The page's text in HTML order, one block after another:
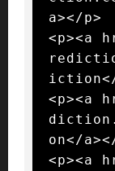
a></p>
<p><a
iction</
<p><a
on</
<p><a